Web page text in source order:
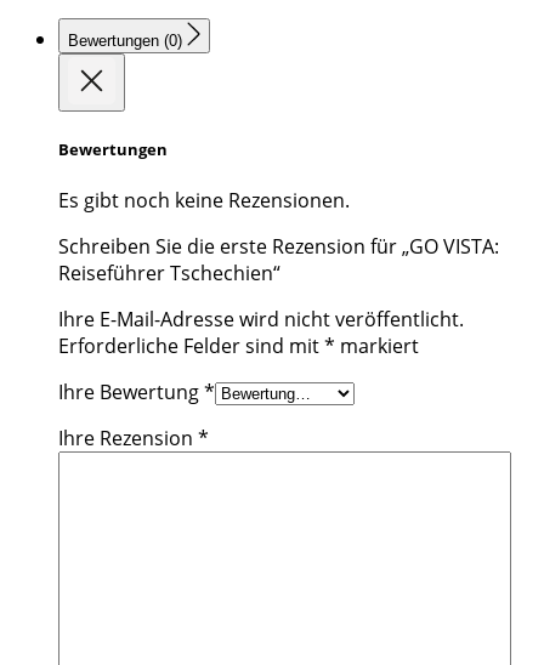
Bewertungen (0)
Bewertungen
Es gibt noch keine Rezensionen.
Schreiben Sie die erste Rezension für „GO VISTA:
Reiseführer Tschechien“
Ihre E-Mail-Adresse wird nicht veröffentlicht.
Erforderliche Felder sind mit* markiert
Ihre Bewertung*
Ihre Rezension *